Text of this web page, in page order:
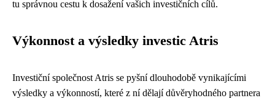
tu správnou cestu k dosažení vašich investičních cílů.
Výkonnost a výsledky investic Atris
Investiční společnost Atris se pyšní dlouhodobě vynikajícími
výsledky a výkonností, které z ní dělají důvěryhodného partnera